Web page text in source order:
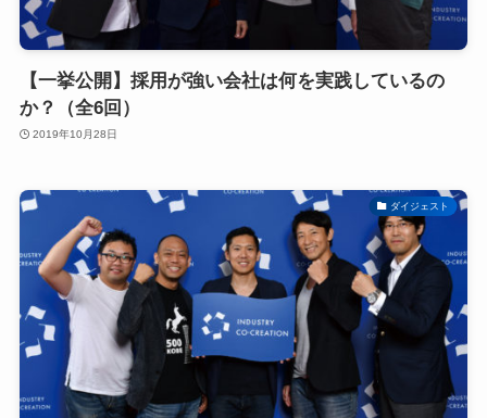
【一挙公開】採用が強い会社は何を実践しているの
か？（全6回）
2019年10月28日
ダイジェスト